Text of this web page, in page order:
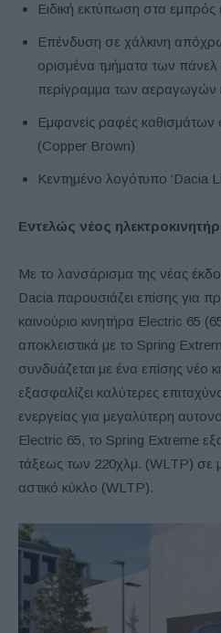
Ειδική εκτύπωση στα εμπρός
Επένδυση σε χάλκινη
ορισμένα τμήματα των
περίγραμμα των αεραγωγών
Εμφανείς ραφές
(Copper Brown)
Κεντημένο λογότυπο ‘Dacia
Εντελώς νέος
Με το λανσάρισμα της νέας
Dacia παρουσιάζει επίσης για
καινούριο κινητήρα Electric 65
αποκλειστικά με το Spring
συνδυάζεται με ένα επίσης νέο
εξασφαλίζει καλύτερες
ενεργείας για μεγαλύτερη
Electric 65, το Spring Extreme
τάξεως των 220χλμ. (WLTP) σε
αστικό κύκλο (WLTP).